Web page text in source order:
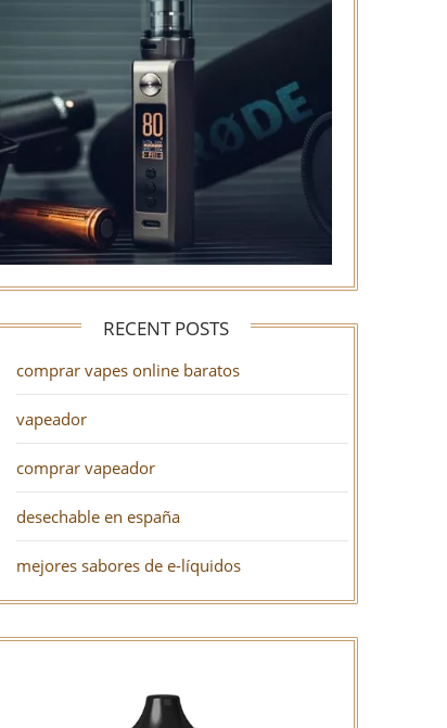
RECENT POSTS
comprar vapes online baratos
vapeador
comprar vapeador
desechable en españa
mejores sabores de e-líquidos